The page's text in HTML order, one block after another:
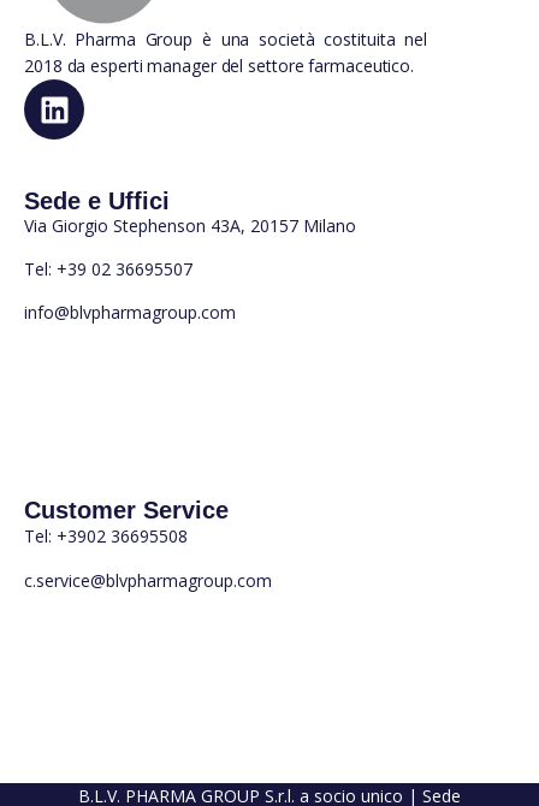
B.L.V. Pharma Group è una società costituita nel
2018 da esperti manager del settore farmaceutico.
Sede e Uffici
Via Giorgio Stephenson 43A, 20157 Milano
Tel: +39 02 36695507
info@blvpharmagroup.com
Customer Service
Tel: +3902 36695508
c.service@blvpharmagroup.com
B.L.V. PHARMA GROUP S.r.l. a socio unico | Sede